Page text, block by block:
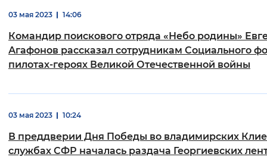
Интервал между буквами
Нормальный Увеличенный
Синий фон
03 мая 2023 14:06
Командир поискового отряда «Небо родины»
Агафонов рассказал сотрудникам Социального
пилотах-героях Великой Отечественной войны
03 мая 2023 10:24
В преддверии Дня Победы во владимирских
службах СФР началась раздача Георгиевских